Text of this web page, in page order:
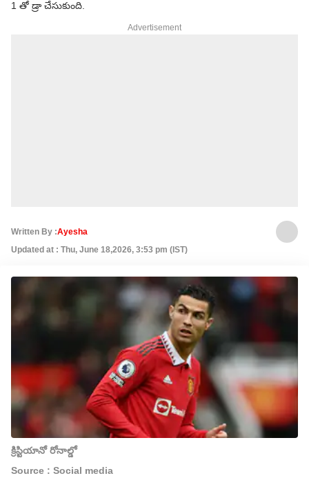
1 తో డ్రా చేసుకుంది.
Advertisement
Written By :Ayesha
Updated at : Thu, June 18,2026, 3:53 pm (IST)
క్రిస్టియానో రోనాల్డో
Source : Social media